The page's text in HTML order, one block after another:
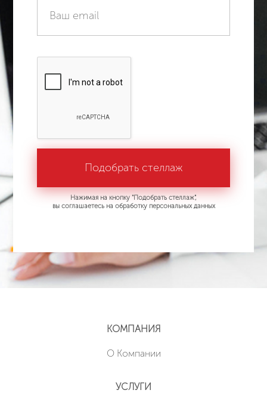
Нажимая на кнопку "Подобрать стеллаж",
вы соглашаетесь на обработку персональных данных
КОМПАНИЯ
О Компании
УСЛУГИ